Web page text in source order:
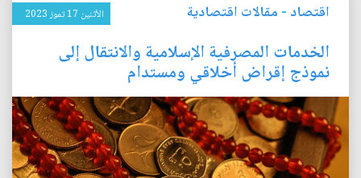
اقتصاد - مقالات اقتصادية الأثنين 17 تموز 2023
الخدمات المصرفية الإسلامية والانتقال إلى
نموذج إقراض أخلاقي ومستدام